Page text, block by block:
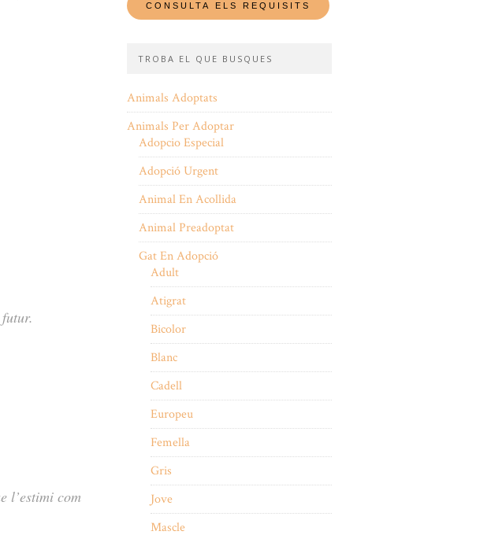
l’estimi com
TROBA EL QUE BUSQUES
Animals Adoptats
Animals Per Adoptar
Adopcio Especial
Adopció Urgent
Animal En Acollida
Animal Preadoptat
Gat En Adopció
Adult
Atigrat
Bicolor
Blanc
Cadell
Europeu
Femella
Gris
Jove
Mascle